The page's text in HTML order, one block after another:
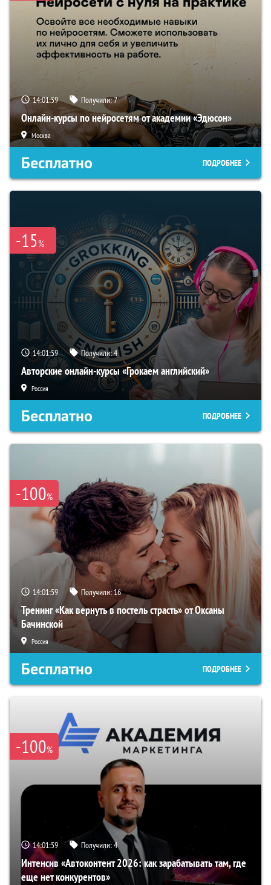
14:01:58 Получили:7
Онлайн-курсы по нейросетям от академии «Эдюсон»
Москва
Бесплатно ПОДРОБНЕЕ
-15%
14:01:58 Получили:4
Авторские онлайн-курсы «Грокаем английский»
Россия
Бесплатно ПОДРОБНЕЕ
-100%
14:01:58 Получили:16
Тренинг «Как вернуть в постель страсть» от Оксаны
Бачинской
Россия
Бесплатно ПОДРОБНЕЕ
-100%
14:01:58 Получили:4
Интенсив «Автоконтент 2026: как зарабатывать там, где
еще нет конкурентов»